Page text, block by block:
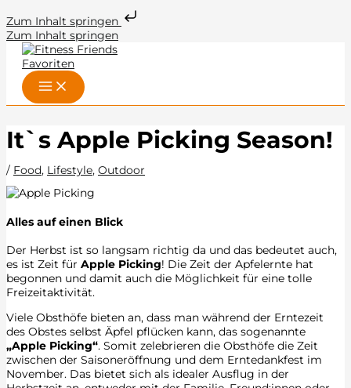
Zum Inhalt springen
Zum Inhalt springen
It`s Apple Picking Season!
/ Food, Lifestyle, Outdoor
Alles auf einen Blick
Der Herbst ist so langsam richtig da und das bedeutet auch,
es ist Zeit für Apple Picking! Die Zeit der Apfelernte hat
begonnen und damit auch die Möglichkeit für eine tolle
Freizeitaktivität.
Viele Obsthöfe bieten an, dass man während der Erntezeit
des Obstes selbst Äpfel pflücken kann, das sogenannte
„Apple Picking“. Somit zelebrieren die Obsthöfe die Zeit
zwischen der Saisoneröffnung und dem Erntedankfest im
November. Das bietet sich als idealer Ausflug in der